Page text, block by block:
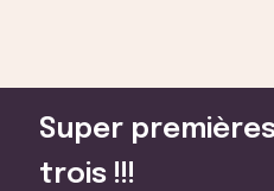
Super
trois !!!